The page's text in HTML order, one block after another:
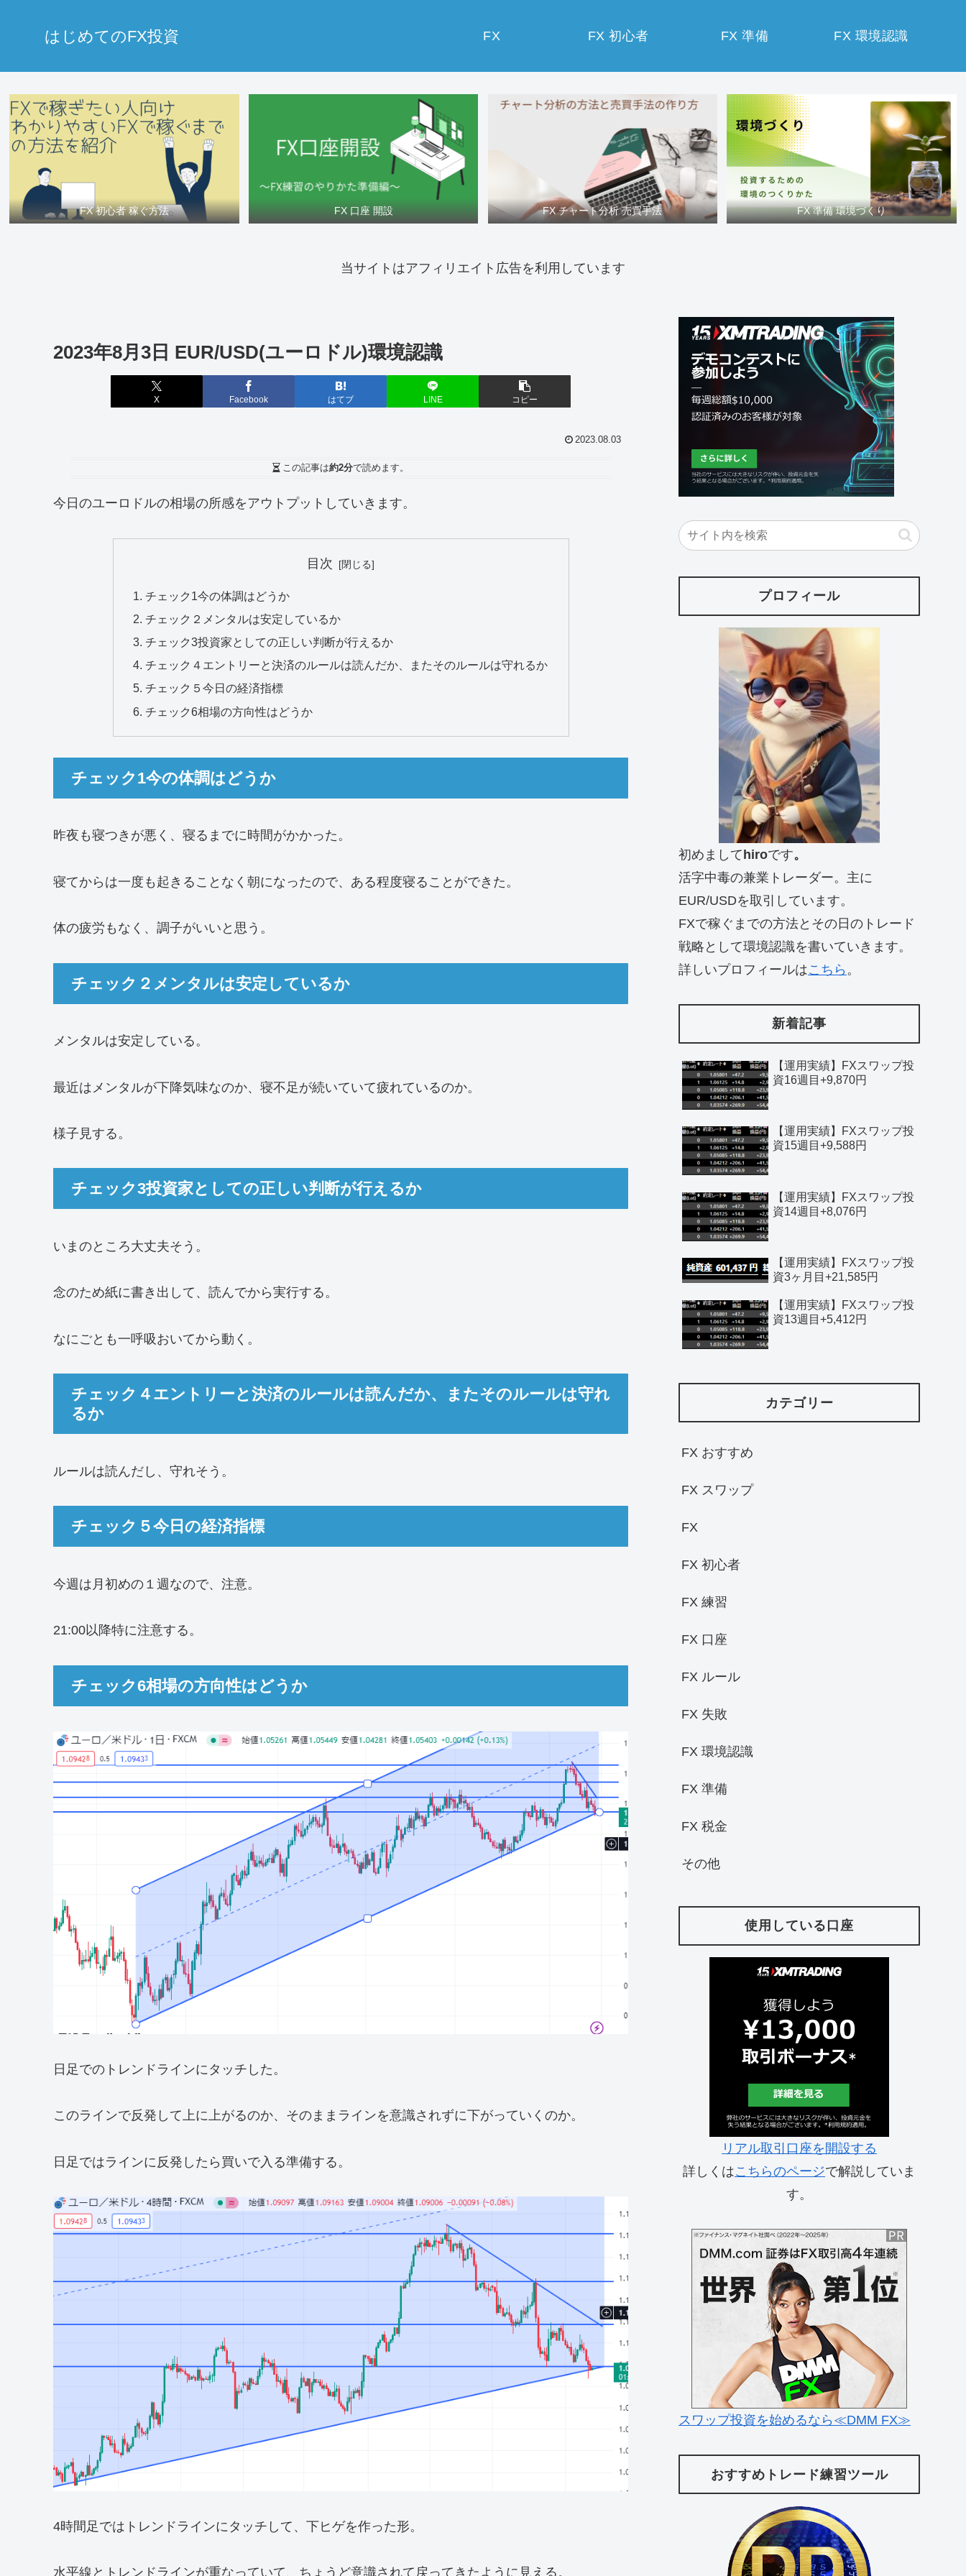
はじめてのFX投資 FX FX 初心者 FX 準備 FX 環境認識
FX 初心者 稼ぐ方法 FX 口座 開設 FX チャート分析 売買手法 FX 準備 環境づくり
当サイトはアフィリエイト広告を利用しています
2023年8月3日 EUR/USD(ユーロドル)環境認識
X Facebook はてブ LINE コピー
2023.08.03
この記事は約2分で読めます。
今日のユーロドルの相場の所感をアウトプットしていきます。
目次
チェック1今の体調はどうか
チェック２メンタルは安定しているか
チェック3投資家としての正しい判断が行えるか
チェック４エントリーと決済のルールは読んだか、またそのルールは守れるか
チェック５今日の経済指標
チェック6相場の方向性はどうか
チェック1今の体調はどうか
昨夜も寝つきが悪く、寝るまでに時間がかかった。
寝てからは一度も起きることなく朝になったので、ある程度寝ることができた。
体の疲労もなく、調子がいいと思う。
チェック２メンタルは安定しているか
メンタルは安定している。
最近はメンタルが下降気味なのか、寝不足が続いていて疲れているのか。
様子見する。
チェック3投資家としての正しい判断が行えるか
いまのところ大丈夫そう。
念のため紙に書き出して、読んでから実行する。
なにごとも一呼吸おいてから動く。
チェック４エントリーと決済のルールは読んだか、またそのルールは守れ
るか
ルールは読んだし、守れそう。
チェック５今日の経済指標
今週は月初めの１週なので、注意。
21:00以降特に注意する。
チェック6相場の方向性はどうか
日足でのトレンドラインにタッチした。
このラインで反発して上に上がるのか、そのままラインを意識されずに下がっていくのか。
日足ではラインに反発したら買いで入る準備する。
4時間足ではトレンドラインにタッチして、下ヒゲを作った形。
水平線とトレンドラインが重なっていて、ちょうど意識されて戻ってきたように見える。
プロフィール
初めましてhiroです。
活字中毒の兼業トレーダー。主に
EUR/USDを取引しています。
FXで稼ぐまでの方法とその日のトレード
戦略として環境認識を書いていきます。
詳しいプロフィールはこちら 。
新着記事
【運用実績】FXスワップ投
資16週目+9,870円
【運用実績】FXスワップ投
資15週目+9,588円
【運用実績】FXスワップ投
資14週目+8,076円
【運用実績】FXスワップ投
資3ヶ月目+21,585円
【運用実績】FXスワップ投
資13週目+5,412円
カテゴリー
FX おすすめ
FX スワップ
FX
FX 初心者
FX 練習
FX 口座
FX ルール
FX 失敗
FX 環境認識
FX 準備
FX 税金
その他
使用している口座
リアル取引口座を開設する
詳しくはこちらのページで解説していま
す。
スワップ投資を始めるなら≪DMM FX≫
おすすめトレード練習ツール